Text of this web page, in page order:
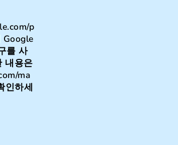
p
Google
를 사
내용은
ma
인하세